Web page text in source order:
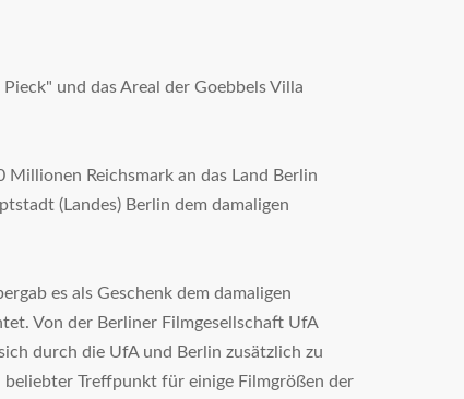
und das Areal der Goebbels Villa
Millionen Reichsmark an das Land Berlin
(Landes) Berlin dem damaligen
es als Geschenk dem damaligen
Von der Berliner Filmgesellschaft UfA
durch die UfA und Berlin zusätzlich zu
beliebter Treffpunkt für einige Filmgrößen der